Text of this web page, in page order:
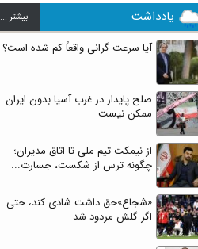
یادداشت بيشتر ...
آیا سرعت گرانی واقعاً کم شده است؟
صلح پایدار در غرب آسیا بدون ایران
ممکن نیست
از نیمکت تیم ملی تا اتاق مدیران؛
چگونه ترس از شکست، جسارت...
«شجاع»حق داشت شادی کند، حتی
اگر گلش مردود شد